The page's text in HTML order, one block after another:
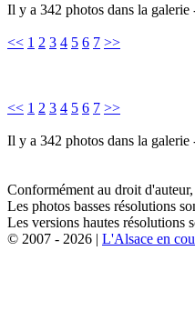
Il y a 342 photos dans la galerie
<< 1 2 3 4 5 6 7 >>
<< 1 2 3 4 5 6 7 >>
Il y a 342 photos dans la galerie
Conformément au droit
Les photos basses résolutions
Les versions hautes résolutions
© 2007 - 2026 | L'Alsace en